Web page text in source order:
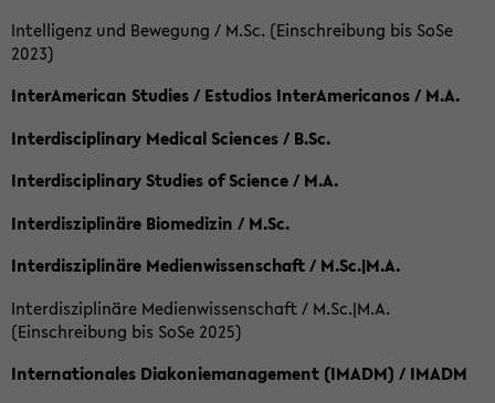
Intelligenz und Bewegung / M.Sc. (Einschreibung bis SoSe
2023)
InterAmerican Studies / Estudios InterAmericanos / M.A.
Interdisciplinary Medical Sciences / B.Sc.
Interdisciplinary Studies of Science / M.A.
Interdisziplinäre Biomedizin / M.Sc.
Interdisziplinäre Medienwissenschaft / M.Sc.|M.A.
Interdisziplinäre Medienwissenschaft / M.Sc.|M.A.
(Einschreibung bis SoSe 2025)
Internationales Diakoniemanagement (IMADM) / IMADM